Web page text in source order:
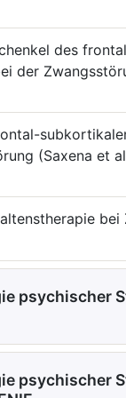
des
der
(Saxena et
bei
psychischer
psychischer